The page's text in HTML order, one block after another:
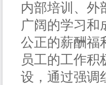
内部培训、外
广阔的学习和
公正的薪酬福
员工的工作
设，通过强调